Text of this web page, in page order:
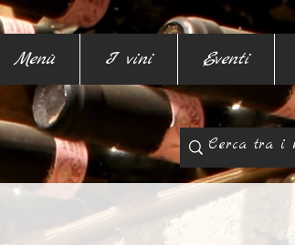
Menù I vini Eventi